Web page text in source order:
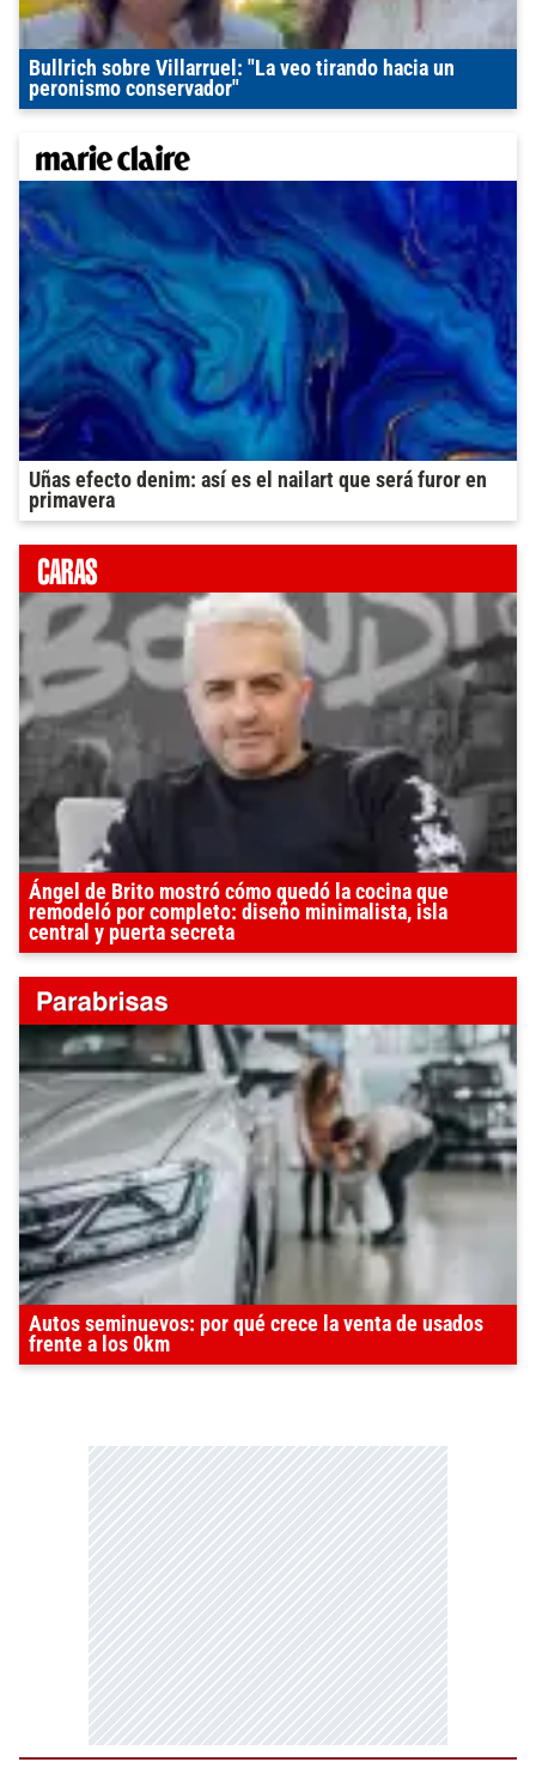
Bullrich sobre Villarruel: "La veo tirando hacia un
peronismo conservador"
Uñas efecto denim: así es el nailart que será furor en
primavera
Ángel de Brito mostró cómo quedó la cocina que
remodeló por completo: diseño minimalista, isla
central y puerta secreta
Autos seminuevos: por qué crece la venta de usados
frente a los 0km